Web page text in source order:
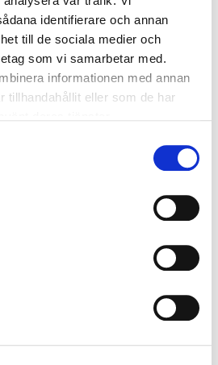
identifierare och annan
till de sociala medier och
som vi samarbetar med.
informationen med annan
tillhandahållit eller som de har
+45 43 99 75 55